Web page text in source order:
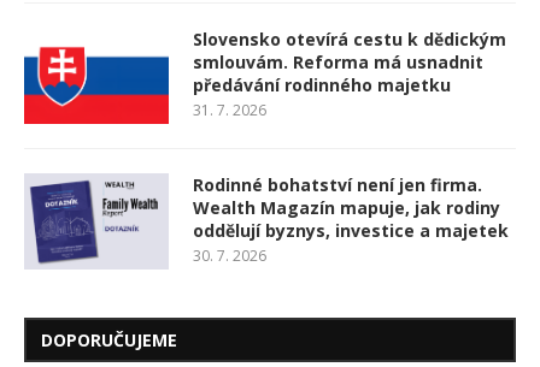
Slovensko otevírá cestu k dědickým
smlouvám. Reforma má usnadnit
předávání rodinného majetku
31. 7. 2026
Rodinné bohatství není jen firma.
Wealth Magazín mapuje, jak rodiny
oddělují byznys, investice a majetek
30. 7. 2026
DOPORUČUJEME